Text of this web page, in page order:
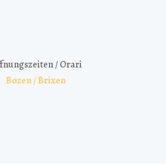
/ Orari
Bozen / Brixen